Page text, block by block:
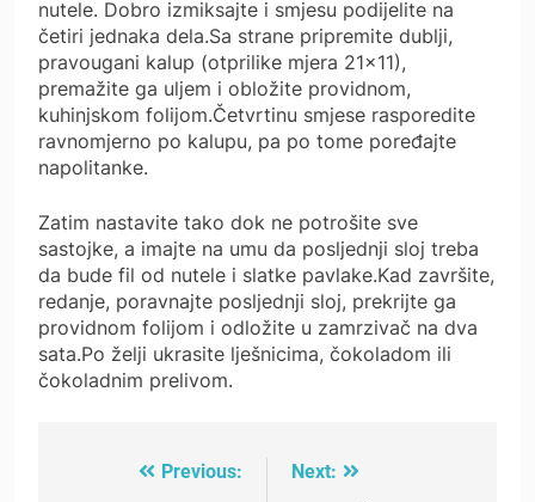
nutele. Dobro izmiksajte i smjesu podijelite na
četiri jednaka dela.Sa strane pripremite dublji,
pravougani kalup (otprilike mjera 21×11),
premažite ga uljem i obložite providnom,
kuhinjskom folijom.Četvrtinu smjese rasporedite
ravnomjerno po kalupu, pa po tome poređajte
napolitanke.
Zatim nastavite tako dok ne potrošite sve
sastojke, a imajte na umu da posljednji sloj treba
da bude fil od nutele i slatke pavlake.Kad završite,
redanje, poravnajte posljednji sloj, prekrijte ga
providnom folijom i odložite u zamrzivač na dva
sata.Po želji ukrasite lješnicima, čokoladom ili
čokoladnim prelivom.
Previous:
Next: